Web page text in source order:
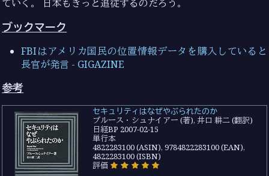
ていく。 日本もきっと追従するのだろう。
ブックマーク
FBIはアメリカ国民の位置情報データを購入していると
長官が発言 - GIGAZINE
参考
セキュリティはなぜやぶられたのか
ブルース・シュナイアー (著), 井口 耕二 (翻訳)
日経BP 2007-02-15
単行本
4822283100 (ASIN), 9784822283100 (EAN),
4822283100 (ISBN)
評価